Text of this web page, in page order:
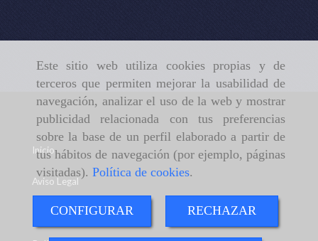
Este sitio web utiliza cookies propias y de
terceros que permiten mejorar la usabilidad de
navegación, analizar el uso de la web y mostrar
publicidad relacionada con tus preferencias
sobre la base de un perfil elaborado a partir de
tus hábitos de navegación (por ejemplo, páginas
visitadas). Política de cookies.
CONFIGURAR RECHAZAR
Inicio
Aviso Legal
Política de cookies